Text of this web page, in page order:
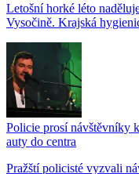
Letošní horké léto
Vysočině. Krajská
Policie prosí návštěvníky
auty do centra
Pražští policisté vyzvali